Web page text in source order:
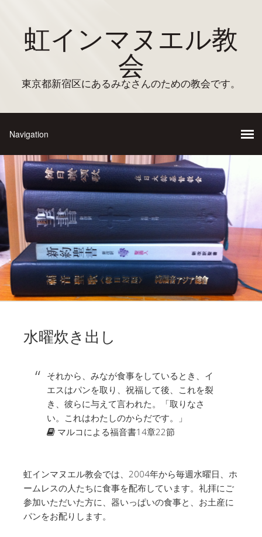
虹インマヌエル教
会
東京都新宿区にあるみなさんのための教会です。
水曜炊き出し
それから、みなが食事をしているとき、イ
エスはパンを取り、祝福して後、これを裂
き、彼らに与えて言われた。「取りなさ
い。これはわたしのからだです。」
マルコによる福音書14章22節
虹インマヌエル教会では、2004年から毎週水曜日、ホ
ームレスの人たちに食事を配布しています。礼拝にご
参加いただいた方に、器いっぱいの食事と、お土産に
パンをお配りします。